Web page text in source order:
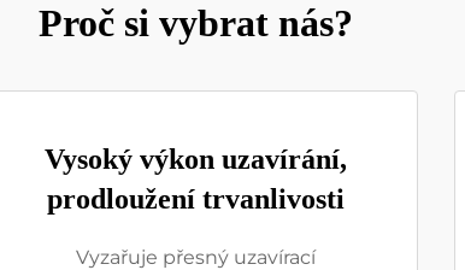
Proč si vybrat nás?
Vysoký výkon uzavírání,
prodloužení trvanlivosti
Vyzařuje přesný uzavírací